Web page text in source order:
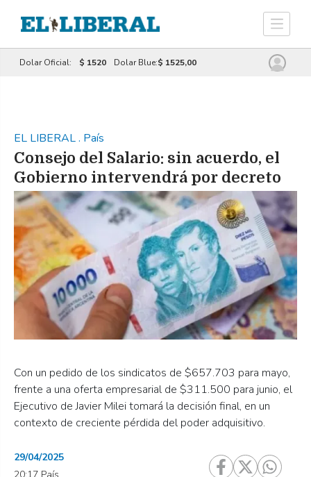
Dolar Oficial: $ 1520 Dolar Blue:$ 1525,00
EL LIBERAL. País
Consejo del Salario: sin acuerdo, el
Gobierno intervendrá por decreto
Con un pedido de los sindicatos de $657.703 para mayo,
frente a una oferta empresarial de $311.500 para junio, el
Ejecutivo de Javier Milei tomará la decisión final, en un
contexto de creciente pérdida del poder adquisitivo.
29/04/2025